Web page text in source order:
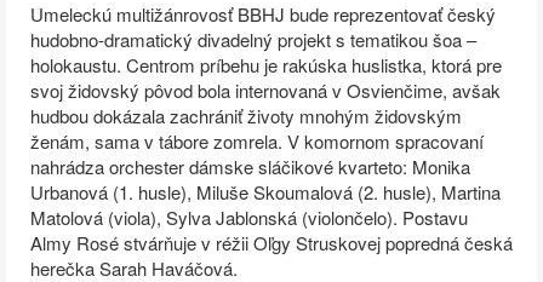
Umeleckú multižánrovosť BBHJ bude reprezentovať český
hudobno-dramatický divadelný projekt s tematikou šoa –
holokaustu. Centrom príbehu je rakúska huslistka, ktorá pre
svoj židovský pôvod bola internovaná v Osvienčime, avšak
hudbou dokázala zachrániť životy mnohým židovským
ženám, sama v tábore zomrela. V komornom spracovaní
nahrádza orchester dámske sláčikové kvarteto: Monika
Urbanová (1. husle), Miluše Skoumalová (2. husle), Martina
Matolová (viola), Sylva Jablonská (violončelo). Postavu
Almy Rosé stvárňuje v réžii Oľgy Struskovej popredná česká
herečka Sarah Haváčová.